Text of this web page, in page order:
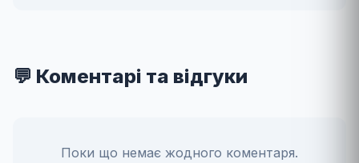
💬 Коментарі та відгуки
Поки що немає жодного коментаря.